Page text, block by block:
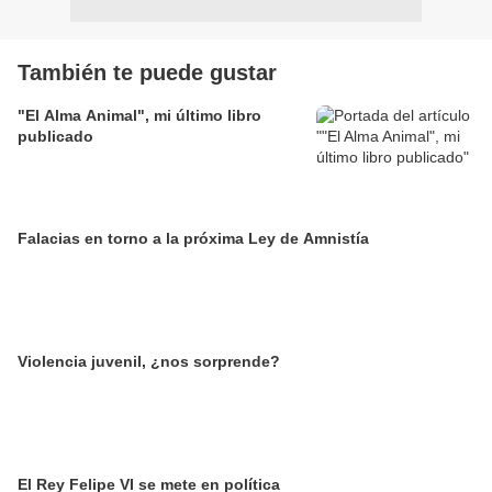
También te puede gustar
"El Alma Animal", mi último libro
publicado
Falacias en torno a la próxima Ley de Amnistía
Violencia juvenil, ¿nos sorprende?
El Rey Felipe VI se mete en política